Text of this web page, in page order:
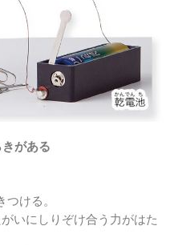
がある
ける。
いにしりぞけ合う力がはた